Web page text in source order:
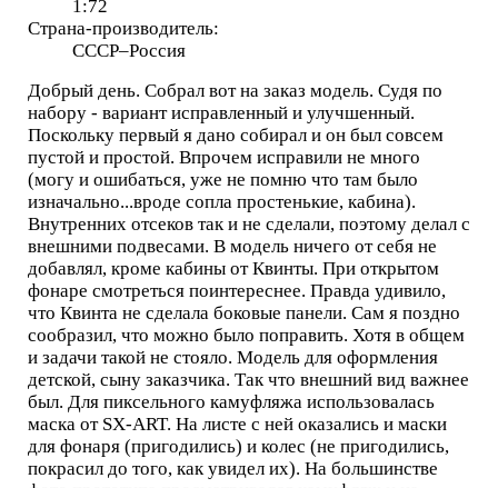
1:72
Страна-производитель:
СССР–Россия
Добрый день. Собрал вот на заказ модель. Судя по
набору - вариант исправленный и улучшенный.
Поскольку первый я дано собирал и он был совсем
пустой и простой. Впрочем исправили не много
(могу и ошибаться, уже не помню что там было
изначально...вроде сопла простенькие, кабина).
Внутренних отсеков так и не сделали, поэтому делал с
внешними подвесами. В модель ничего от себя не
добавлял, кроме кабины от Квинты. При открытом
фонаре смотреться поинтереснее. Правда удивило,
что Квинта не сделала боковые панели. Сам я поздно
сообразил, что можно было поправить. Хотя в общем
и задачи такой не стояло. Модель для оформления
детской, сыну заказчика. Так что внешний вид важнее
был. Для пиксельного камуфляжа использовалась
маска от SX-ART. На листе с ней оказались и маски
для фонаря (пригодились) и колес (не пригодились,
покрасил до того, как увидел их). На большинстве